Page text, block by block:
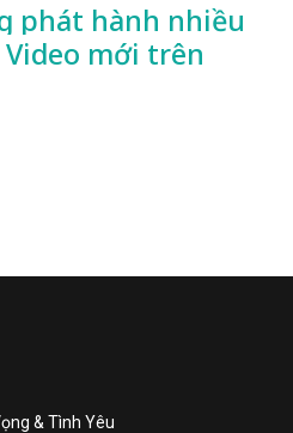
phát hành nhiều
Video mới trên
& Tình Yêu